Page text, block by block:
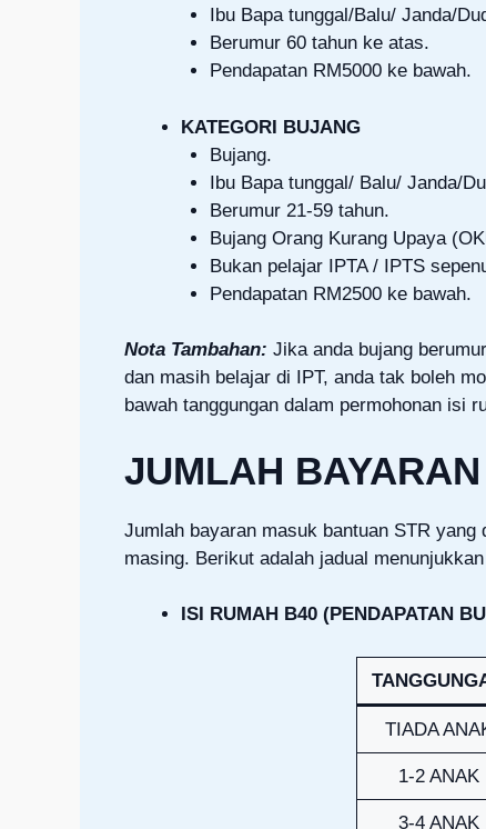
Ibu Bapa tunggal/Balu/ Janda/
Berumur 60 tahun ke atas.
Pendapatan RM5000 ke bawah.
KATEGORI BUJANG
Bujang.
Ibu Bapa tunggal/ Balu/ Janda/
Berumur 21-59 tahun.
Bujang Orang Kurang Upaya
Bukan pelajar IPTA / IPTS
Pendapatan RM2500 ke bawah.
Nota Tambahan: Jika anda bujang
dan masih belajar di IPT, anda tak boleh
bawah tanggungan dalam permohonan isi
JUMLAH
Jumlah bayaran masuk bantuan STR
masing. Berikut adalah jadual
ISI RUMAH B40 (PENDAPATAN
TIADA
1-2 ANAK
3-4 ANAK